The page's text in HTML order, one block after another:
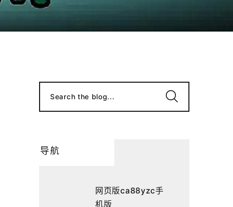
Search the blog...
导航
网页版ca88yzc手
机版